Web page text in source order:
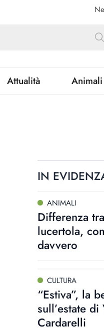
Attualità Animali
IN
ANIMALI
Differenza
lucertola,
davvero
CULTURA
“Estiva”, la
sull’estate
Cardarelli